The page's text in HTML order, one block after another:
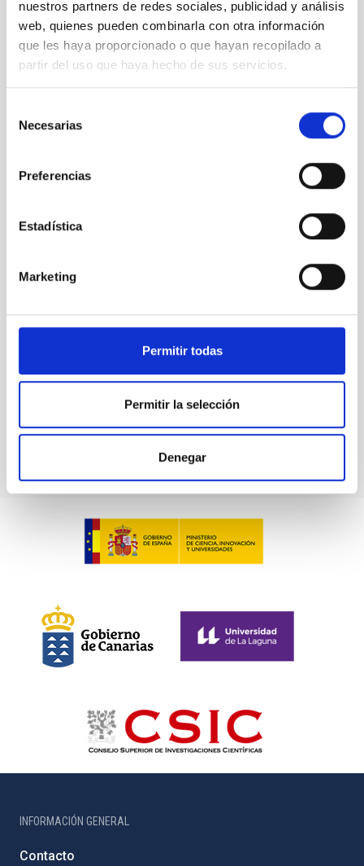
nuestros partners de redes sociales, publicidad y análisis
web, quienes pueden combinarla con otra información
que les haya proporcionado o que hayan recopilado a
partir del uso que haya hecho de sus servicios.
Necesarias
Preferencias
Estadística
Marketing
Permitir todas
Permitir la selección
Denegar
GREST
Getting Ready for the EST
NO VIGENTE
TIPO DE FINANCIACIÓN
INFORMACIÓN GENERAL
Contacto